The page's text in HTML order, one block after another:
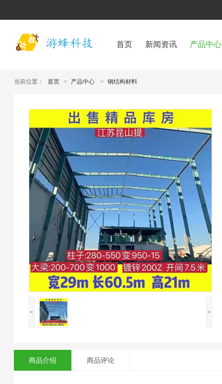
首页 新闻资讯 产品中心
当前位置： 首页 > 产品中心 > 钢结构材料
< >
商品介绍 商品评论